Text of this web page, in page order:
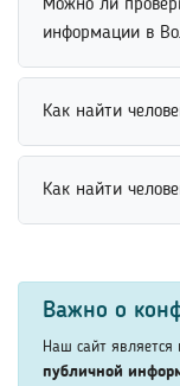
и позволяет
официальных
к персональной
Можно ли
информации в
Проверить
источников и
фотографий,
Как найти
Поиск человека
нужного
Как найти
фамилии, месту
данным.
позволяют
контактного
Важно о
Наш сайт является
публичной